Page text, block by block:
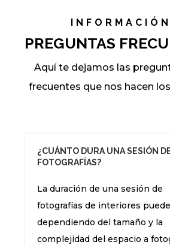
INFORMACIÓN
PREGUNTAS
Aquí te dejamos las
frecuentes que nos hacen
¿CUÁNTO DURA UNA SESIÓN
FOTOGRAFÍAS?
La duración de una sesión de
fotografías de interiores
dependiendo del tamaño y la
complejidad del espacio a